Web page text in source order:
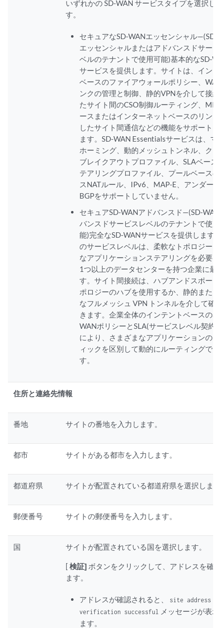
いずれかの SD-WAN サービスタイプを選択し
す。
セキュアなSD-WANエッセンシャル—(SD-
エッセンシャルまたはアドバンスドサー
ベルのテナントで使用可能)基本的なSD-
サービスを提供します。サイトは、イン
ベースのファイアウォールポリシー、
ンクの管理と制御、静的VPNを介して接
たサイト間のCSO制御ルーティング、
ースまたはインターネットベースのリン
したサイト間通信などの機能をサポート
ます。SD-WAN Essentialsサービスは、マ
ホーミング、動的メッシュトンネル、ク
ブレイクアウトプロファイル、SLAベース
テアリングプロファイル、プールベース
スNATルール、IPv6、MAP-E、アンダー
BGPをサポートしていません。
セキュアSD-WANアドバンスド—(SD-
バンスドサービスレベルのテナントで使
能)完全なSD-WANサービスを提供します
のサービスレベルは、柔軟なトポロジー
なアプリケーションステアリングを必要
1つ以上のデータセンターを持つ企業に最
す。サイト間接続は、ハブアンドスポーク
ポロジーのハブを使用するか、静的また
なフルメッシュ VPN トンネルを介して確
きます。企業全体のインテントベースの
WANポリシーとSLA(サービスレベル契約)
により、さまざまなアプリケーションの
ィックを区別して動的にルーティングで
す。
住所と連絡先情報
番地 サイトの番地を入力します。
都市 サイトがある都市を入力します。
都道府県 サイトが配置されている都道府県を選択しま
郵便番号 サイトの郵便番号を入力します。
国 サイトが配置されている国を選択します。
[検証] ボタンをクリックして、アドレスを確
ます。
アドレスが確認されると、
site address
verification successful
メッセージが表
ます。